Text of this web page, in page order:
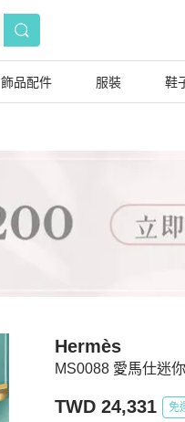
飾品配件 服裝 鞋
MS0088 愛馬仕迷
Hermès
TWD 24,331 免